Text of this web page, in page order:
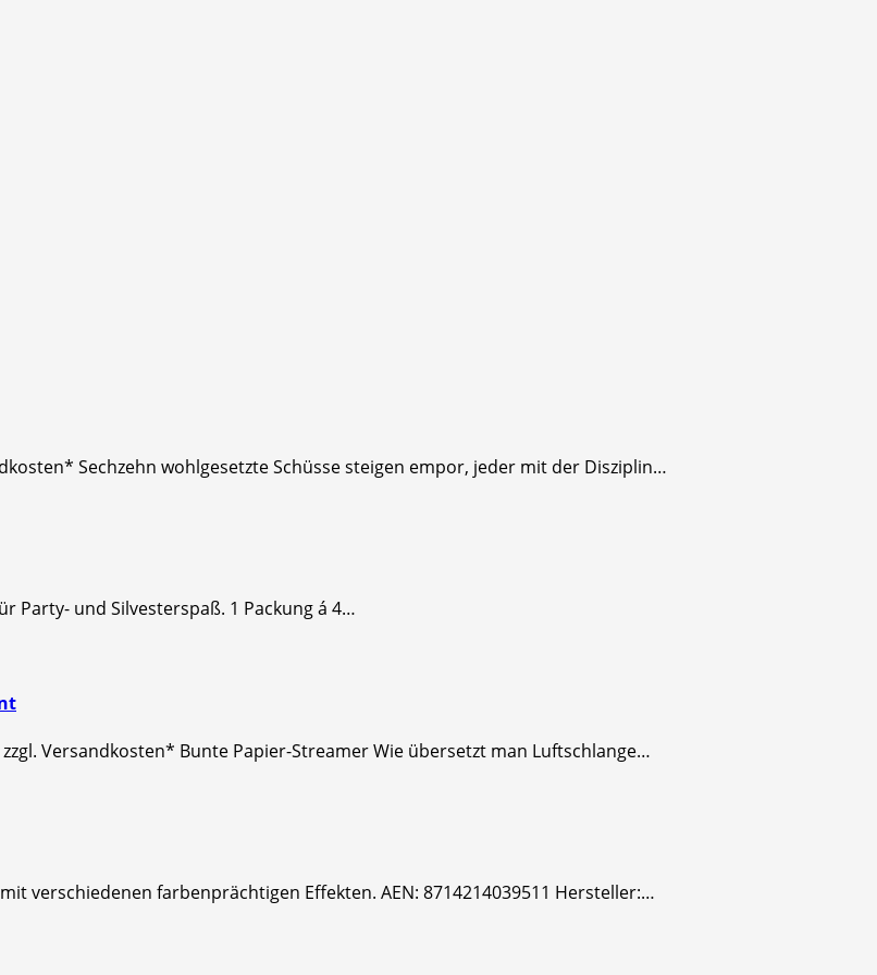
Sechzehn wohlgesetzte Schüsse steigen empor, jeder mit der Disziplin…
Party- und Silvesterspaß. 1 Packung á 4…
Versandkosten* Bunte Papier-Streamer Wie übersetzt man Luftschlange…
verschiedenen farbenprächtigen Effekten. AEN: 8714214039511 Hersteller:…